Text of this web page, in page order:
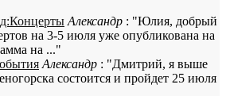
Александр : "Юлия, добрый
на 3-5 июля уже опубликована на
на ..."
Александр : "Дмитрий, я выше
состоится и пройдет 25 июля